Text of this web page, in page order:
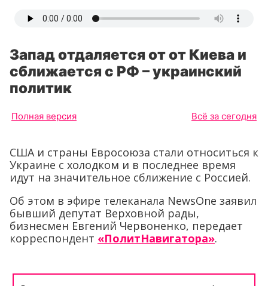
Запад отдаляется от от Киева и
сближается с РФ – украинский
политик
Полная версия Всё за сегодня
США и страны Евросоюза стали относиться к
Украине с холодком и в последнее время
идут на значительное сближение с Россией.
Об этом в эфире телеканала NewsOne заявил
бывший депутат Верховной рады,
бизнесмен Евгений Червоненко, передает
корреспондент «ПолитНавигатора».